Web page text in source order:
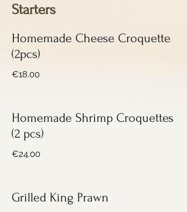
Starters
Homemade Cheese Croquette
(2pcs)
€18.00
Homemade Shrimp Croquettes
(2 pcs)
€24.00
Grilled King Prawn